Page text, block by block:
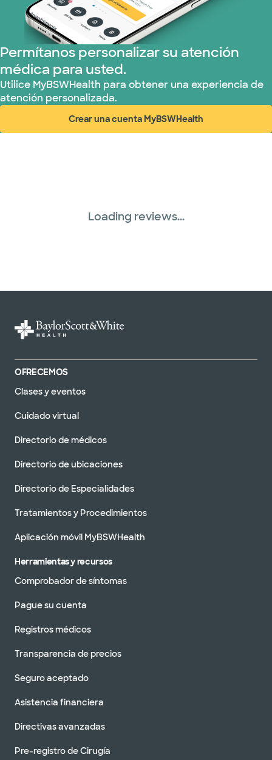
Permítanos personalizar su atención
médica para usted.
Utilice MyBSWHealth para obtener una experiencia de
atención personalizada.
Crear una cuenta MyBSWHealth
(abre en ventana nueva)
Loading reviews...
OFRECEMOS
Clases y eventos
Cuidado virtual
Directorio de médicos
Directorio de ubicaciones
Directorio de Especialidades
Tratamientos y Procedimientos
Aplicación móvil MyBSWHealth
Herramientas y recursos
Comprobador de síntomas
Pague su cuenta
Registros médicos
Transparencia de precios
Seguro aceptado
Asistencia financiera
Directivas avanzadas
Pre-registro de Cirugía